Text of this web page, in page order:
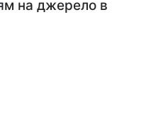
на джерело в